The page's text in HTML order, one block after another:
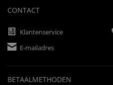
CONTACT
Klantenservice
E-mailadres
BETAALMETHODEN